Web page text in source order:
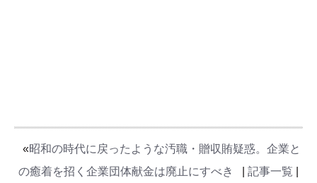
«昭和の時代に戻ったような汚職・贈収賄疑惑。企業と
の癒着を招く企業団体献金は廃止にすべき
記事一覧